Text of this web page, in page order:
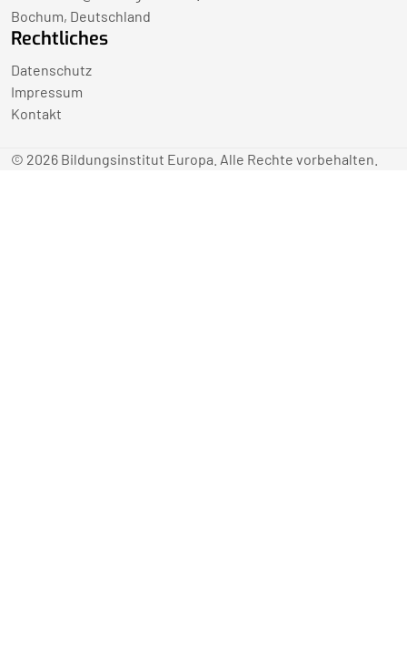
Bochum, Deutschland
Rechtliches
Datenschutz
Impressum
Kontakt
© 2026 Bildungsinstitut Europa. Alle Rechte vorbehalten.